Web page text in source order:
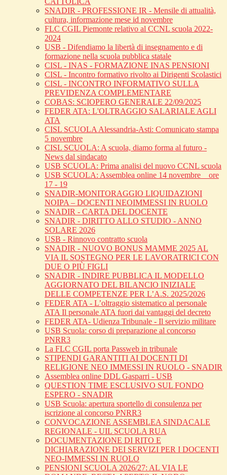
SNADIR - PROFESSIONE IR - Mensile di attualità,
cultura, informazione mese id novembre
FLC CGIL Piemonte relativo al CCNL scuola 2022-
2024
USB - Difendiamo la libertà di insegnamento e di
formazione nella scuola pubblica statale
CISL - INAS - FORMAZIONE INAS PENSIONI
CISL - Incontro formativo rivolto ai Dirigenti Scolastici
CISL - INCONTRO INFORMATIVO SULLA
PREVIDENZA COMPLEMENTARE
COBAS: SCIOPERO GENERALE 22/09/2025
FEDER ATA: L'OLTRAGGIO SALARIALE AGLI
ATA
CISL SCUOLA Alessandria-Asti: Comunicato stampa
5 novembre
CISL SCUOLA: A scuola, diamo forma al futuro -
News dal sindacato
USB SCUOLA: Prima analisi del nuovo CCNL scuola
USB SCUOLA: Assemblea online 14 novembre _ ore
17 - 19
SNADIR-MONITORAGGIO LIQUIDAZIONI
NOIPA – DOCENTI NEOIMMESSI IN RUOLO
SNADIR - CARTA DEL DOCENTE
SNADIR - DIRITTO ALLO STUDIO - ANNO
SOLARE 2026
USB - Rinnovo contratto scuola
SNADIR - NUOVO BONUS MAMME 2025 AL
VIA IL SOSTEGNO PER LE LAVORATRICI CON
DUE O PIÙ FIGLI
SNADIR - INDIRE PUBBLICA IL MODELLO
AGGIORNATO DEL BILANCIO INIZIALE
DELLE COMPETENZE PER L’A.S. 2025/2026
FEDER ATA - L’oltraggio sistematico al personale
ATA Il personale ATA fuori dai vantaggi del decreto
FEDER ATA- Udienza Tribunale - Il servizio militare
USB Scuola: corso di preparazione al concorso
PNRR3
La FLC CGIL porta Passweb in tribunale
STIPENDI GARANTITI AI DOCENTI DI
RELIGIONE NEO IMMESSI IN RUOLO - SNADIR
Assemblea online DDL Gasparri - USB
QUESTION TIME ESCLUSIVO SUL FONDO
ESPERO - SNADIR
USB Scuola: apertura sportello di consulenza per
iscrizione al concorso PNRR3
CONVOCAZIONE ASSEMBLEA SINDACALE
REGIONALE - UIL SCUOLA RUA
DOCUMENTAZIONE DI RITO E
DICHIARAZIONE DEI SERVIZI PER I DOCENTI
NEO-IMMESSI IN RUOLO
PENSIONI SCUOLA 2026/27: AL VIA LE